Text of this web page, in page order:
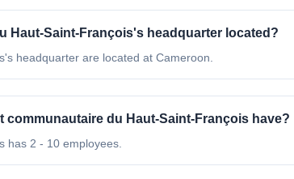
Haut-Saint-François's headquarter located?
headquarter are located at Cameroon.
du Haut-Saint-François have?
has 2 - 10 employees.